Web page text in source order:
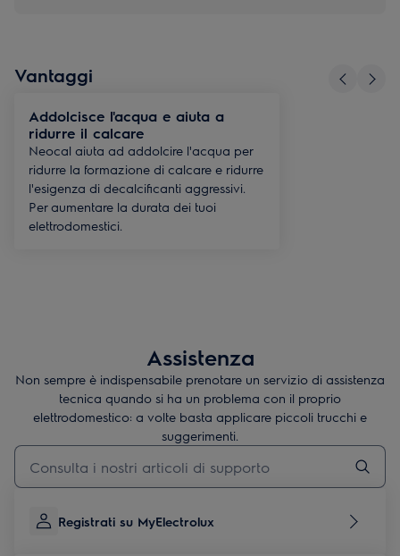
Vantaggi
Addolcisce l'acqua e aiuta a
ridurre il calcare
Neocal aiuta ad addolcire l'acqua per
ridurre la formazione di calcare e ridurre
l'esigenza di decalcificanti aggressivi.
Per aumentare la durata dei tuoi
elettrodomestici.
Assistenza
Non sempre è indispensabile prenotare un servizio di assistenza
tecnica quando si ha un problema con il proprio
elettrodomestico: a volte basta applicare piccoli trucchi e
suggerimenti.
Digita per cercare articoli di supporto
Registrati su MyElectrolux